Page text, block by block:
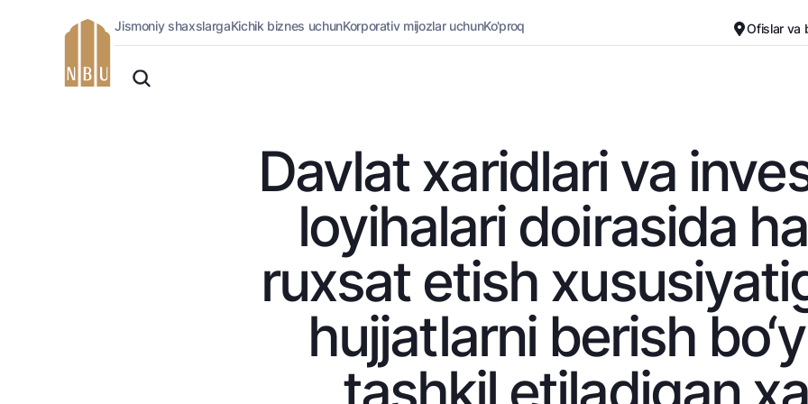
O'zbek Onlayn-bank
Shaxsiy kabinet
Omonatlar
Hamma uchun
Jozibali
Vozmojno vse
Talab qilib olinguncha
Yevro
Hamma uchun USD uchun
Talab qilib olinguncha USD
Kartalar
Bepul
Premial
Sayohatchiga
UzCard/HUMO
Visa
Visa FIFA
Jismoniy shaxslargaKichik biznes uchunKorporativ mijozlar uchunKo'proq Ofislar va
Oq-qora versiya
Ovozni yoqish
Davlat xaridlari va
loyihalari doirasida
ruxsat etish
hujjatlarni berish